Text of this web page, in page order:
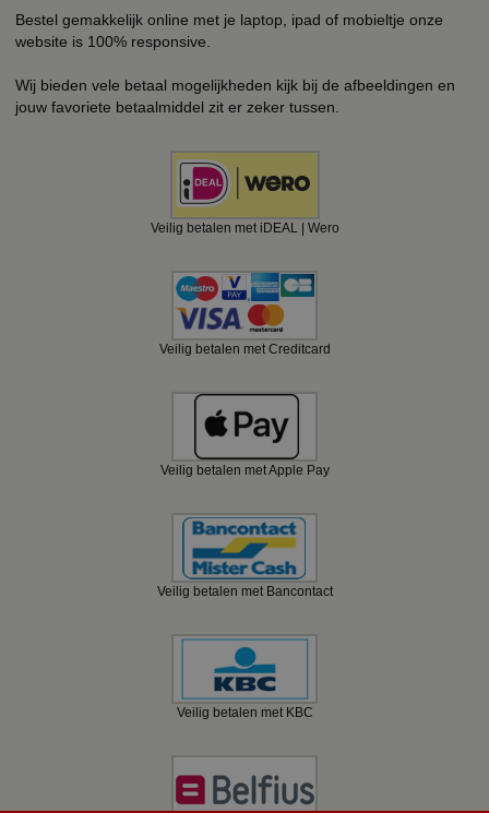
Bestel gemakkelijk online met je laptop, ipad of mobieltje onze
website is 100% responsive.
Wij bieden vele betaal mogelijkheden kijk bij de afbeeldingen en
jouw favoriete betaalmiddel zit er zeker tussen.
Veilig betalen met iDEAL | Wero
Veilig betalen met Creditcard
Veilig betalen met Apple Pay
Veilig betalen met Bancontact
Veilig betalen met KBC